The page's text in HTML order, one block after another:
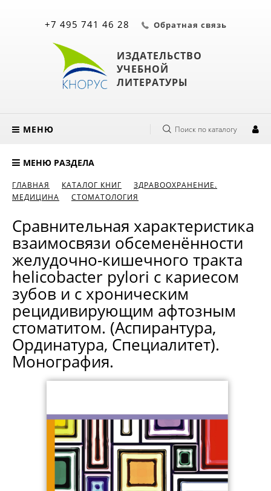
ИЗДАТЕЛЬСТВО
УЧЕБНОЙ
ЛИТЕРАТУРЫ
+7 495 741 46 28 Обратная связь
МЕНЮ Поиск по каталогу
МЕНЮ РАЗДЕЛА
ГЛАВНАЯ КАТАЛОГ КНИГ
ЗДРАВООХРАНЕНИЕ.
МЕДИЦИНА
СТОМАТОЛОГИЯ
Сравнительная характеристика
взаимосвязи обсеменённости
желудочно-кишечного тракта
helicobacter pylori с кариесом
зубов и с хроническим
рецидивирующим афтозным
стоматитом. (Аспирантура,
Ординатура, Специалитет).
Монография.